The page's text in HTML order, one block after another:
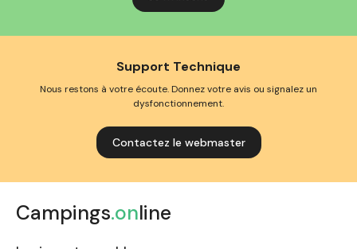
Support Technique
Nous restons à votre écoute. Donnez votre avis ou signalez un
dysfonctionnement.
Contactez le webmaster
Campings.online